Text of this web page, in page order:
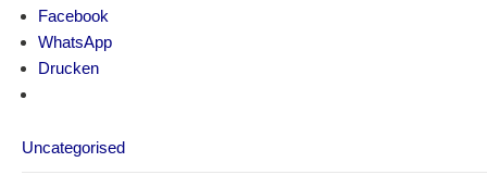
Facebook
WhatsApp
Drucken
Uncategorised